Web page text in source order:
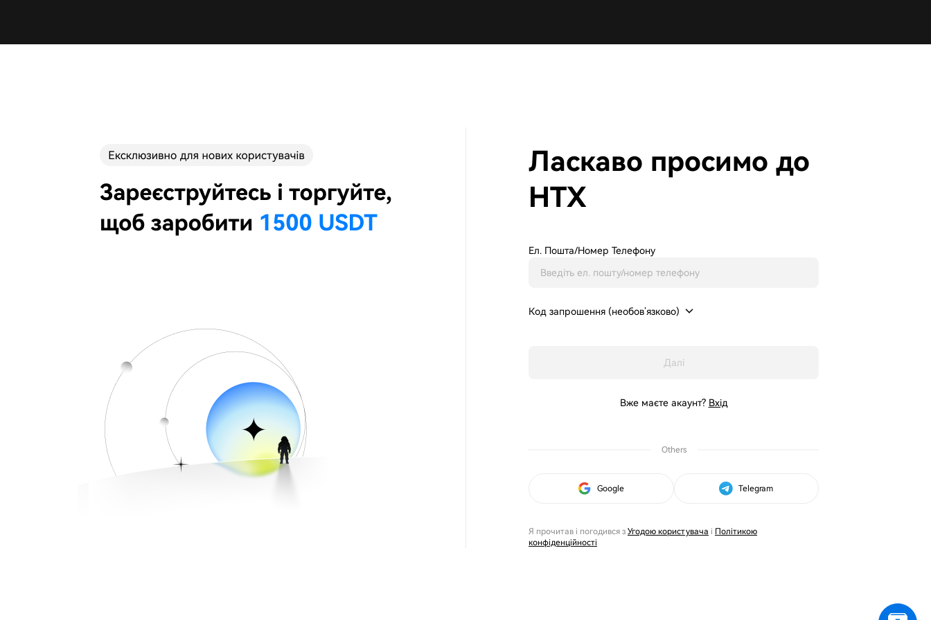
Ласкаво просимо до
HTX
Ел. Пошта/Номер Телефону
Код запрошення (необов’язково)
Далі
Вже маєте акаунт? Вхід
Others
Google Telegram
Я прочитав і погодився з Угодою користувача і Політикою
конфіденційності